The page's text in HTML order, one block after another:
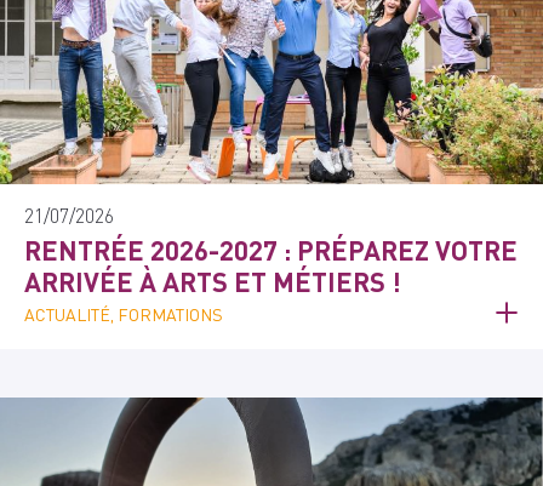
21/07/2026
RENTRÉE 2026-2027 : PRÉPAREZ VOTRE
ARRIVÉE À ARTS ET MÉTIERS !
ACTUALITÉ, FORMATIONS